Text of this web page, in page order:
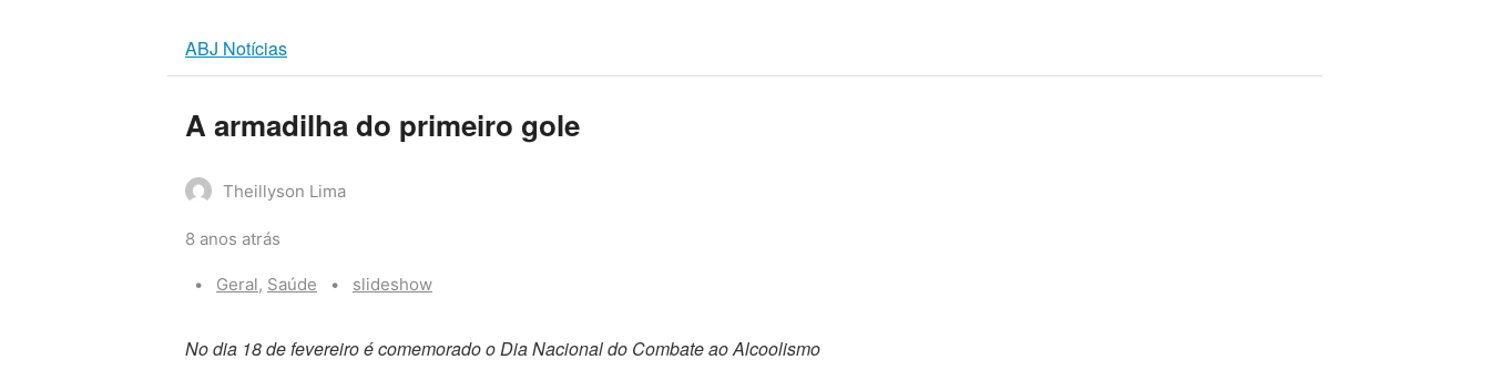
ABJ Notícias
A armadilha do primeiro gole
Theillyson Lima
8 anos atrás
Categories:
Geral, Saúde Tags:
slideshow
No dia 18 de fevereiro é comemorado o Dia Nacional do Combate ao Alcoolismo